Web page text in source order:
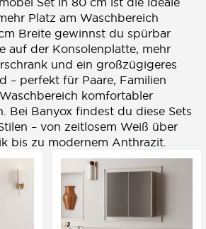
Platz am Waschbereich
Breite gewinnst du spürbar
auf der Konsolenplatte, mehr
und ein großzügigeres
– perfekt für Paare, Familien
komfortabler
Bei Banyox findest du diese Sets
– von zeitlosem Weiß über
bis zu modernem Anthrazit.